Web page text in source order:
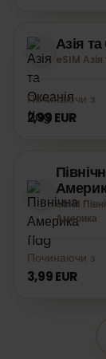
Азія
eSIM Азія
Починаючи з
2,99 EUR
eSIM
Америка
Починаючи з
3,99 EUR